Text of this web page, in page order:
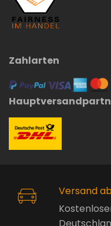
Zahlarten
Versand